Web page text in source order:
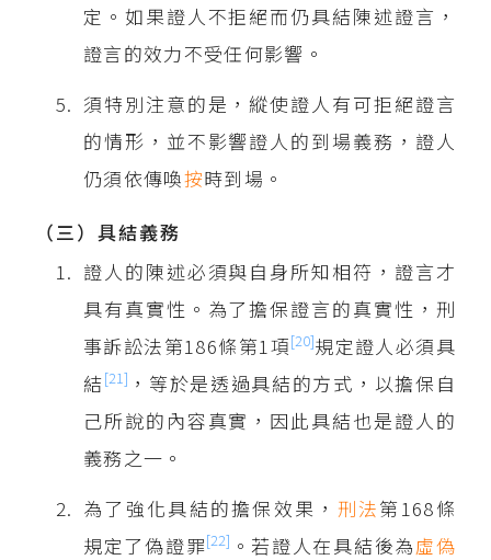
定。如果證人不拒絕而仍具結陳述證言，
證言的效力不受任何影響。
須特別注意的是，縱使證人有可拒絕證言
的情形，並不影響證人的到場義務，證人
仍須依傳喚按時到場。
（三）具結義務
證人的陳述必須與自身所知相符，證言才
具有真實性。為了擔保證言的真實性，刑
事訴訟法第186條第1項[20]規定證人必須具
結[21] ，等於是透過具結的方式，以擔保自
己所說的內容真實，因此具結也是證人的
義務之一。
為了強化具結的擔保效果， 刑法第168條
規定了偽證罪[22] 。若證人在具結後為虛偽